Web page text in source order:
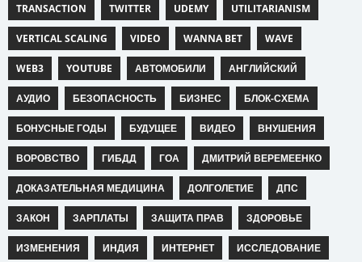
TRANSACTION TWITTER UDEMY UTILITARIANISM
VERTICAL SCALING VIDEO WANNA BET WAVE
WEB3 YOUTUBE АВТОМОБИЛИ АНГЛИЙСКИЙ
АУДИО БЕЗОПАСНОСТЬ БИЗНЕС БЛОК-СХЕМА
БОНУСНЫЕ ГОДЫ БУДУЩЕЕ ВИДЕО ВНУШЕНИЯ
ВОРОВСТВО ГИБДД ГОА ДМИТРИЙ ВЕРЕМЕЕНКО
ДОКАЗАТЕЛЬНАЯ МЕДИЦИНА ДОЛГОЛЕТИЕ ДПС
ЗАКОН ЗАРПЛАТЫ ЗАЩИТА ПРАВ ЗДОРОВЬЕ
ИЗМЕНЕНИЯ ИНДИЯ ИНТЕРНЕТ ИССЛЕДОВАНИЕ